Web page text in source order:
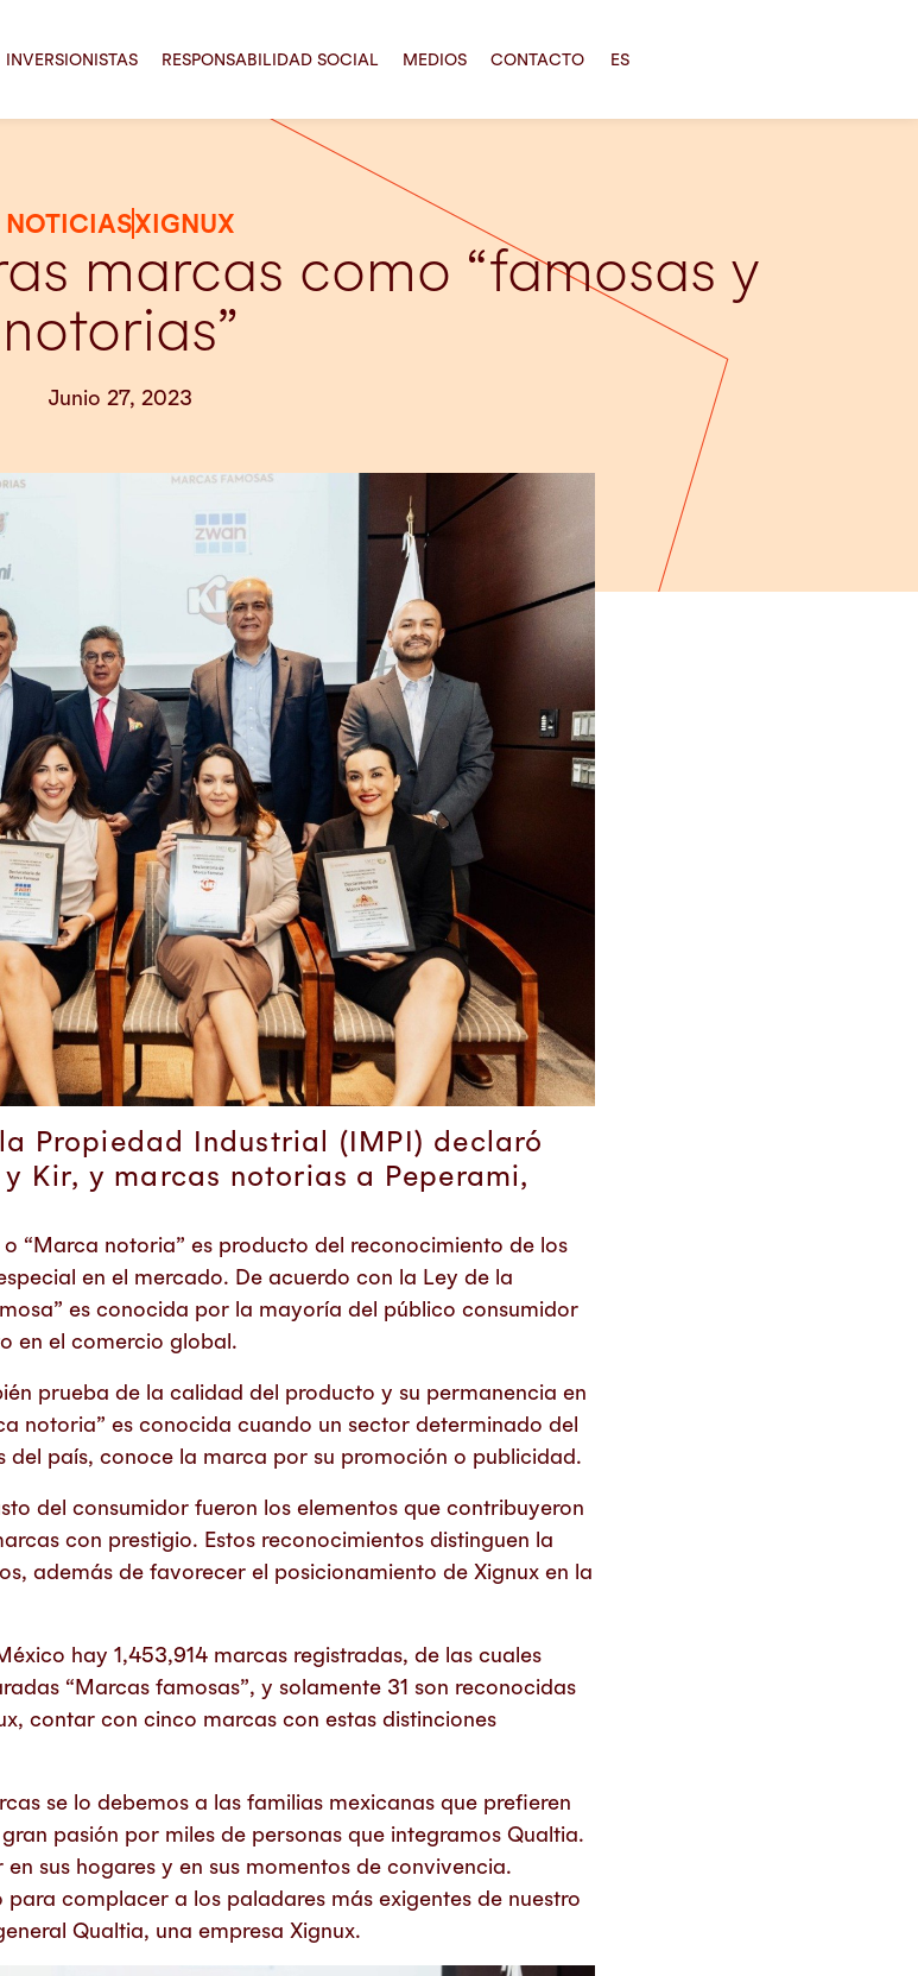
INVERSIONISTAS RESPONSABILIDAD SOCIAL MEDIOS CONTACTO ES
NOTICIASXIGNUX
marcas como “famosas y
notorias”
Junio 27, 2023
Propiedad Industrial (IMPI) declaró
Kir, y marcas notorias a Peperami,
“Marca notoria” es producto del reconocimiento de los
en el mercado. De acuerdo con la Ley de la
es conocida por la mayoría del público consumidor
en el comercio global.
prueba de la calidad del producto y su permanencia en
notoria” es conocida cuando un sector determinado del
del país, conoce la marca por su promoción o publicidad.
del consumidor fueron los elementos que contribuyeron
con prestigio. Estos reconocimientos distinguen la
además de favorecer el posicionamiento de Xignux en la
hay 1,453,914 marcas registradas, de las cuales
“Marcas famosas”, y solamente 31 son reconocidas
contar con cinco marcas con estas distinciones
se lo debemos a las familias mexicanas que prefieren
pasión por miles de personas que integramos Qualtia.
sus hogares y en sus momentos de convivencia.
complacer a los paladares más exigentes de nuestro
Qualtia, una empresa Xignux.